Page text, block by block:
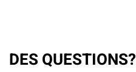
DES QUESTIONS?